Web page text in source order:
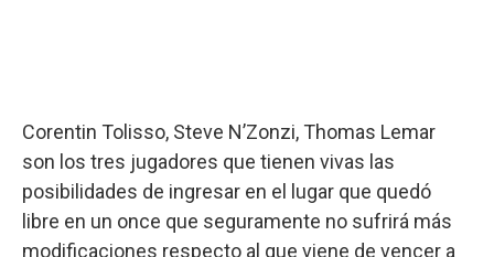
Corentin Tolisso, Steve N’Zonzi, Thomas Lemar
son los tres jugadores que tienen vivas las
posibilidades de ingresar en el lugar que quedó
libre en un once que seguramente no sufrirá más
modificaciones respecto al que viene de vencer a